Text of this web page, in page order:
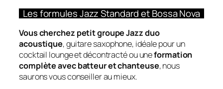
Les formules Jazz Standard et Bossa Nova
Vous cherchez petit groupe Jazz duo
acoustique, guitare saxophone, idéale pour un
cocktail lounge et décontracté ou uneformation
complète avec batteur et chanteuse, nous
saurons vous conseiller au mieux.